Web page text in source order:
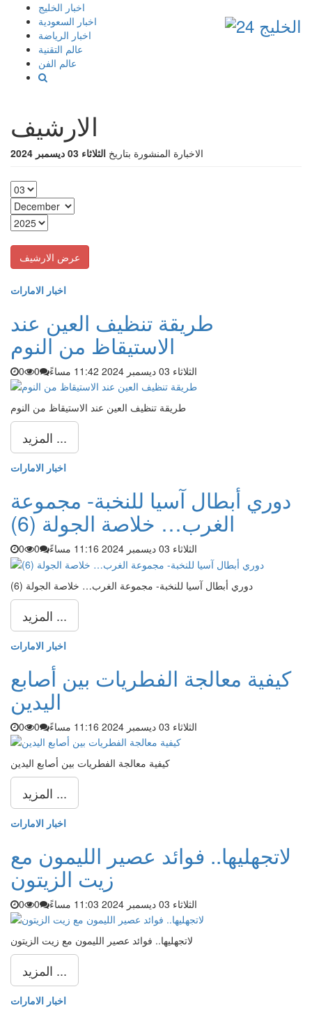
إذهب
المحتوى
اخبار الخليج
اخبار السعودية
اخبار الرياضة
عالم التقنية
عالم الفن
الارشيف
الاخبارة المنشورة بتاريخ الثلاثاء 03 ديسمبر 2024
اخبار الامارات
طريقة تنظيف العين عند
الاستيقاظ من النوم
الثلاثاء 03 ديسمبر 2024 11:42 مساءً 0
0
طريقة تنظيف العين عند الاستيقاظ من النوم
المزيد ...
اخبار الامارات
دوري أبطال آسيا للنخبة- مجموعة
الغرب… خلاصة الجولة (6)
الثلاثاء 03 ديسمبر 2024 11:16 مساءً 0
0
دوري أبطال آسيا للنخبة- مجموعة الغرب… خلاصة الجولة (6)
المزيد ...
اخبار الامارات
كيفية معالجة الفطريات بين أصابع
اليدين
الثلاثاء 03 ديسمبر 2024 11:16 مساءً 0
0
كيفية معالجة الفطريات بين أصابع اليدين
المزيد ...
اخبار الامارات
لاتجهليها.. فوائد عصير الليمون مع
زيت الزيتون
الثلاثاء 03 ديسمبر 2024 11:03 مساءً 0
0
لاتجهليها.. فوائد عصير الليمون مع زيت الزيتون
المزيد ...
اخبار الامارات